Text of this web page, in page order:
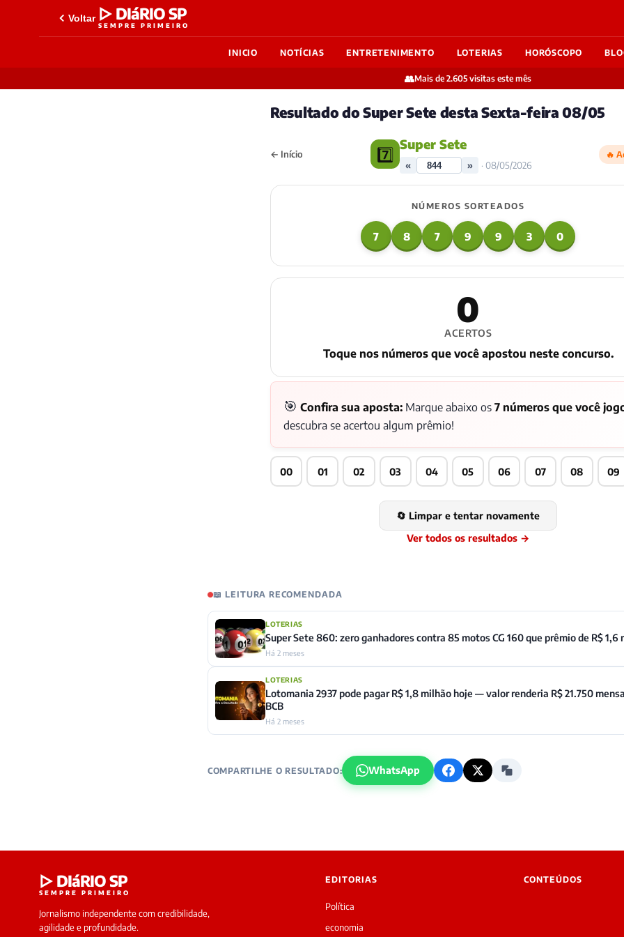
Voltar ▷ DIáRIO SP
SEMPRE PRIMEIRO
INICIO NOTÍCIAS ENTRETENIMENTO LOTERIAS HORÓSCOPO
👥Mais de 2.605 visitas este mês
Resultado do Super Sete desta Sexta-feira 08/05
← Início 7️⃣ Super Sete
« » · 08/05/2026
🔥
NÚMEROS SORTEADOS
7 8 7 9 9 3 0
0
ACERTOS
Toque nos números que você apostou neste concurso.
🎯 Confira sua aposta: Marque abaixo os 7 números que você
descubra se acertou algum prêmio!
00 01 02 03 04 05 06 07 08 09
🔄 Limpar e tentar novamente
Ver todos os resultados →
📖 LEITURA RECOMENDADA
LOTERIAS
Super Sete 860: zero ganhadores contra 85 motos CG 160 que prêmio de R$ 1,6
Há 2 meses
LOTERIAS
Lotomania 2937 pode pagar R$ 1,8 milhão hoje — valor renderia R$ 21.750
BCB
Há 2 meses
COMPARTILHE O RESULTADO: WhatsApp
▷ DIáRIO SP
SEMPRE PRIMEIRO
Jornalismo independente com credibilidade,
agilidade e profundidade.
EDITORIAS
Política
economia
CONTEÚDOS